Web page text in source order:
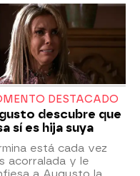
DESTACADO
descubre que
sí es hija suya
está cada vez
acorralada y le